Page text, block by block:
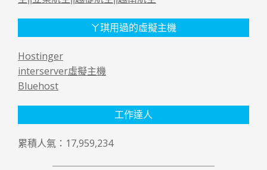
ㄚ琪用過的虛擬主機
Hostinger
interserver虛擬主機
Bluehost
工作達人
累積人氣：17,959,234